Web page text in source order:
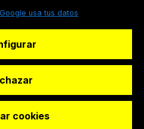
S.L
usa tus datos
cookies